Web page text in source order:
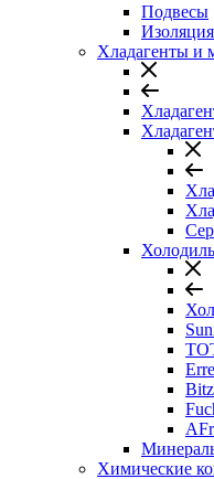
Подвесы
Хладагенты и
Химические